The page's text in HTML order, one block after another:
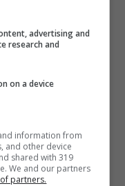
advertising and
research and
on a device
information from
and other device
shared with 319
We and our partners
partners.